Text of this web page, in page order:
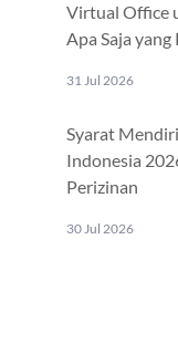
Virtual Office
Apa Saja
31 Jul 2026
Syarat
Indonesia
Perizinan
30 Jul 2026